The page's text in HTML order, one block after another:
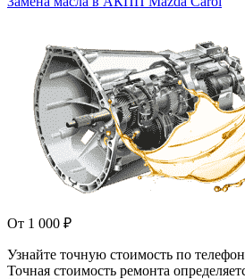
От 1 000 ₽
Узнайте точную стоимость по
Точная стоимость ремонта